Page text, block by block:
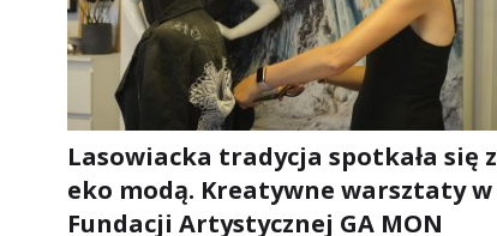
Lasowiacka tradycja spotkała się z
eko modą. Kreatywne warsztaty w
Fundacji Artystycznej GA MON